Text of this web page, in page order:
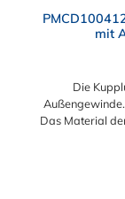
mit
Die
Das Material